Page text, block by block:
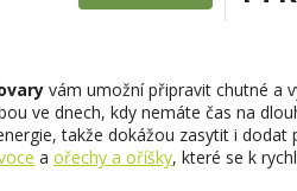
vám umožní připravit chutné a
ve dnech, kdy nemáte čas na
takže dokážou zasytit i
a ořechy a oříšky, které se k